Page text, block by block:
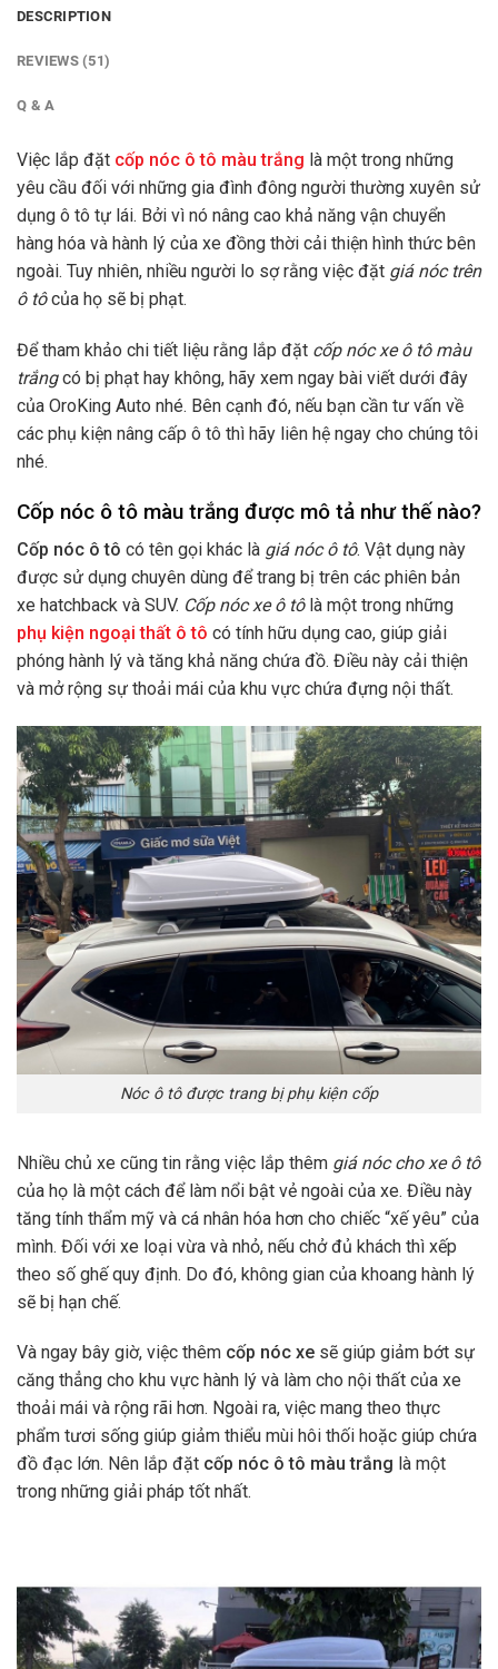
DESCRIPTION
REVIEWS (51)
Q & A
Việc lắp đặt cốp nóc ô tô màu trắng là một trong những
yêu cầu đối với những gia đình đông người thường xuyên sử
dụng ô tô tự lái. Bởi vì nó nâng cao khả năng vận chuyển
hàng hóa và hành lý của xe đồng thời cải thiện hình thức bên
ngoài. Tuy nhiên, nhiều người lo sợ rằng việc đặt giá nóc trên
ô tôcủa họ sẽ bị phạt.
Để tham khảo chi tiết liệu rằng lắp đặt cốp nóc xe ô tô màu
trắngcó bị phạt hay không, hãy xem ngay bài viết dưới đây
của OroKing Auto nhé. Bên cạnh đó, nếu bạn cần tư vấn về
các phụ kiện nâng cấp ô tô thì hãy liên hệ ngay cho chúng tôi
nhé.
Cốp nóc ô tô màu trắng được mô tả như thế nào?
Cốp nóc ô tô có tên gọi khác là giá nóc ô tô. Vật dụng này
được sử dụng chuyên dùng để trang bị trên các phiên bản
xe hatchback và SUV. Cốp nóc xe ô tôlà một trong những
phụ kiện ngoại thất ô tô có tính hữu dụng cao, giúp giải
phóng hành lý và tăng khả năng chứa đồ. Điều này cải thiện
và mở rộng sự thoải mái của khu vực chứa đựng nội thất.
Nóc ô tô được trang bị phụ kiện cốp
Nhiều chủ xe cũng tin rằng việc lắp thêm giá nóc cho xe ô tô
của họ là một cách để làm nổi bật vẻ ngoài của xe. Điều này
tăng tính thẩm mỹ và cá nhân hóa hơn cho chiếc “xế yêu” của
mình. Đối với xe loại vừa và nhỏ, nếu chở đủ khách thì xếp
theo số ghế quy định. Do đó, không gian của khoang hành lý
sẽ bị hạn chế.
Và ngay bây giờ, việc thêm cốp nóc xe sẽ giúp giảm bớt sự
căng thẳng cho khu vực hành lý và làm cho nội thất của xe
thoải mái và rộng rãi hơn. Ngoài ra, việc mang theo thực
phẩm tươi sống giúp giảm thiểu mùi hôi thối hoặc giúp chứa
đồ đạc lớn. Nên lắp đặt cốp nóc ô tô màu trắng là một
trong những giải pháp tốt nhất.